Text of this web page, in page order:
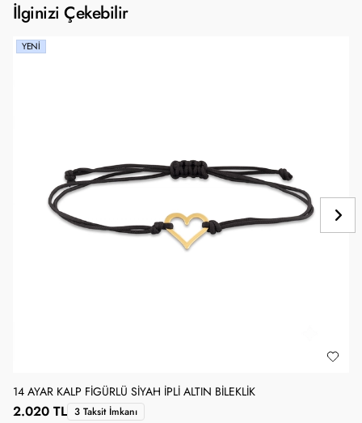
İlginizi Çekebilir
YENI
14 AYAR KALP FIGÜRLÜ SIYAH İPLI ALTIN BILEKLIK
2.020 TL 3 Taksit İmkanı